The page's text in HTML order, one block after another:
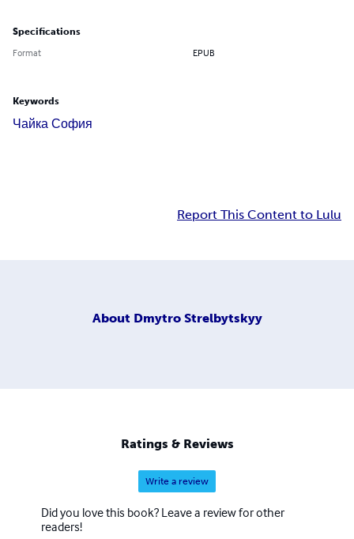
Specifications
Format EPUB
Keywords
Чайка София
Report This Content to Lulu
About Dmytro Strelbytskyy
Ratings & Reviews
Write a review
Did you love this book? Leave a review for other
readers!